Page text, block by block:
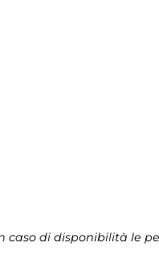
caso di disponibilità le